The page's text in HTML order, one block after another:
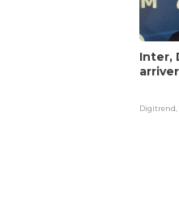
Inter,
Digitrend,